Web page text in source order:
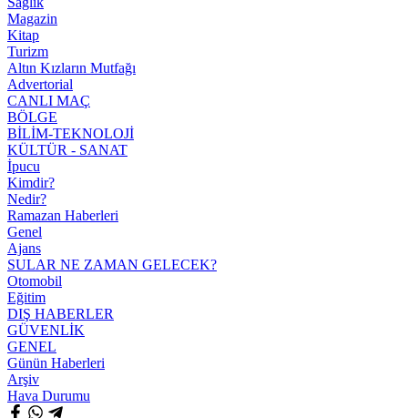
Magazin
Kitap
Turizm
Altın Kızların Mutfağı
Advertorial
CANLI MAÇ
BÖLGE
BİLİM-TEKNOLOJİ
KÜLTÜR - SANAT
İpucu
Kimdir?
Nedir?
Ramazan Haberleri
Genel
Ajans
SULAR NE ZAMAN GELECEK?
Otomobil
Eğitim
DIŞ HABERLER
GÜVENLİK
GENEL
Günün Haberleri
Arşiv
Hava Durumu